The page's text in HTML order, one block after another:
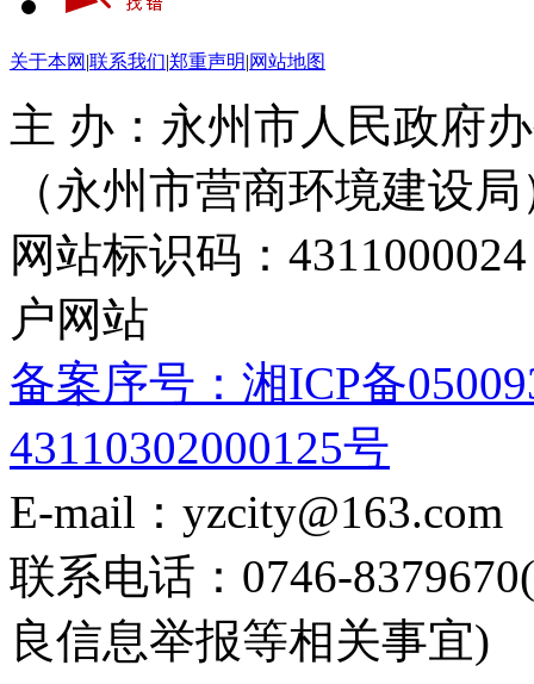
关于本网 |联系我们|郑重声明|网站地图
主 办：永州市人民政府
（永州市营商环境建设局
网站标识码：
户网站
备案序号：湘ICP备
43110302000125号
E-mail：yzcity@163.com
联系电话：0746-
良信息举报等相关事宜)